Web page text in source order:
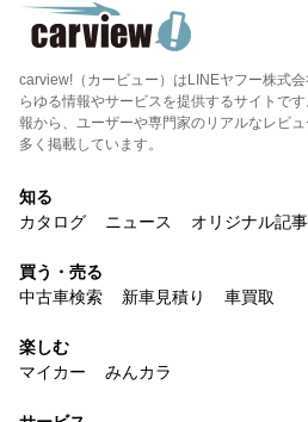
carview!（カービュー）はLINEヤフー株式
らゆる情報やサービスを提供するサイトで
報から、ユーザーや専門家のリアルなレビ
多く掲載しています。
知る
カタログ
ニュース オリジナル記事
買う・売る
中古車検索
新車見積り 車買取
楽しむ
マイカー
みんカラ